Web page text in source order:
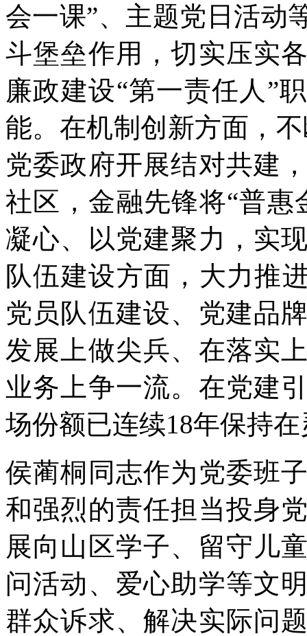
会一课”、主题党日活动
斗堡垒作用，切实压实
廉政建设“第一责任人”
能。在机制创新方面，
党委政府开展结对共建
社区，金融先锋将“普
凝心、以党建聚力，实
队伍建设方面，大力推
党员队伍建设、党建品
发展上做尖兵、在落实
业务上争一流。在党建
场份额已连续18年保持
侯蔺桐同志作为党委班
和强烈的责任担当投身
展向山区学子、留守儿
问活动、爱心助学等文
群众诉求、解决实际问